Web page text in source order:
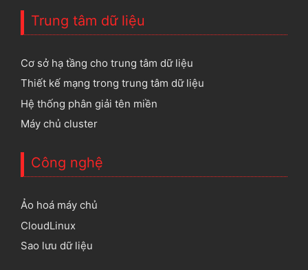
Trung tâm dữ liệu
Cơ sở hạ tầng cho trung tâm dữ liệu
Thiết kế mạng trong trung tâm dữ liệu
Hệ thống phân giải tên miền
Máy chủ cluster
Công nghệ
Ảo hoá máy chủ
CloudLinux
Sao lưu dữ liệu